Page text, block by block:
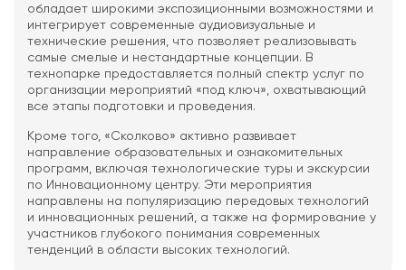
обладает широкими экспозиционными возможностями и
интегрирует современные аудиовизуальные и
технические решения, что позволяет реализовывать
самые смелые и нестандартные концепции. В
технопарке предоставляется полный спектр услуг по
организации мероприятий «под ключ», охватывающий
все этапы подготовки и проведения.
Кроме того, «Сколково» активно развивает
направление образовательных и ознакомительных
программ, включая технологические туры и экскурсии
по Инновационному центру. Эти мероприятия
направлены на популяризацию передовых технологий
и инновационных решений, а также на формирование у
участников глубокого понимания современных
тенденций в области высоких технологий.